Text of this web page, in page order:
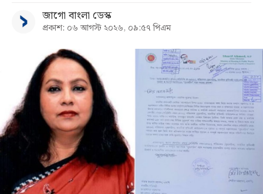
জাগো বাংলা ডেস্ক
প্রকাশ: ০৬ আগস্ট ২০২৬, ০৯:৫৭ পিএম